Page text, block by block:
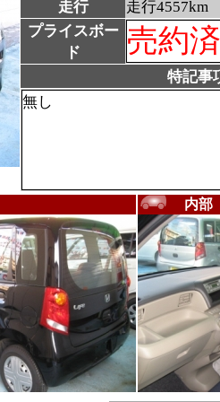
走行
走行4557km
プライスボー
ド
売約
特記事
無し
内部